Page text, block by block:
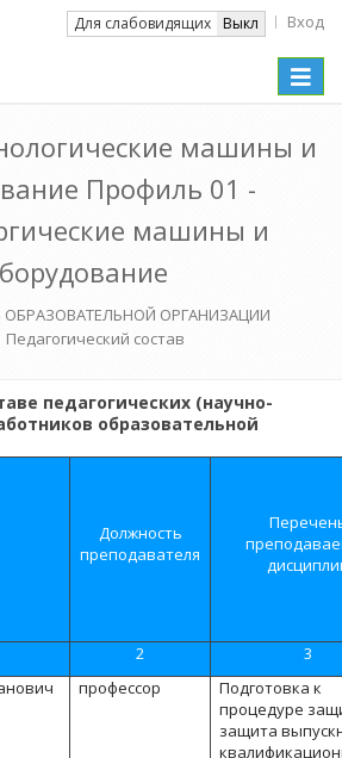
Для слабовидящих Выкл Вход
Toggle
машины и
Профиль 01 -
машины и
ОБРАЗОВАТЕЛЬНОЙ ОРГАНИЗАЦИИ
Педагогический состав
педагогических (научно-
образовательной
Должность
преподавателя
2
3
профессор
Подготовка к
процедуре
защита